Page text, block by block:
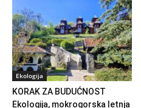
Ekologija
KORAK ZA BUDUĆNOST
Ekologija, mokrogorska letnja